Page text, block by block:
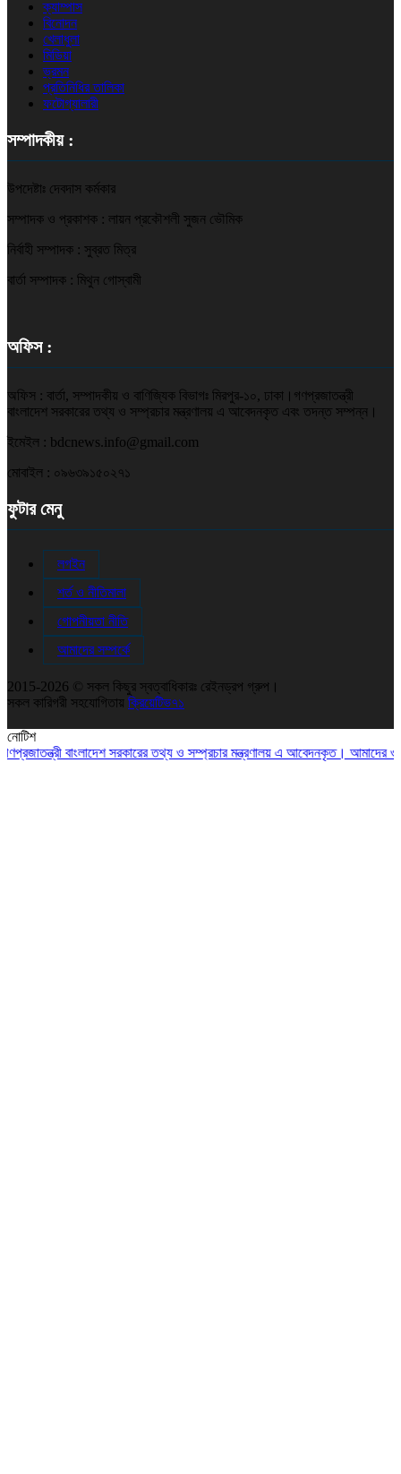
ক্যাম্পাস
বিনোদন
খেলাধুলা
মিডিয়া
ভ্রমন
প্রতিনিধির তালিকা
ফটোগ্যালারী
সম্পাদকীয় :
উপদেষ্টাঃ দেবদাস কর্মকার
সম্পাদক ও প্রকাশক : লায়ন প্রকৌশলী সুজন ভৌমিক
নির্বাহী সম্পাদক : সুব্রত মিত্র
বার্তা সম্পাদক : মিথুন গোস্বামী
অফিস :
অফিস : বার্তা, সম্পাদকীয় ও বাণিজ্যিক বিভাগঃ মিরপুর-১০, ঢাকা।গণপ্রজাতন্ত্রী
বাংলাদেশ সরকারের তথ্য ও সম্প্রচার মন্ত্রণালয় এ আবেদনকৃত এবং তদন্ত সম্পন্ন।
ইমেইল : bdcnews.info@gmail.com
মোবাইল : ০৯৬৩৯১৫০২৭১
ফুটার মেনু
লগইন
শর্ত ও নীতিমালা
গোপনীয়তা নীতি
আমাদের সম্পর্কে
2015-2026 © সকল কিছুর স্বত্বাধিকারঃ রেইনড্রপ গ্রুপ।
সকল কারিগরী সহযোগিতায় ক্রিয়েটিভ৭১
নোটিশ
বাংলাদেশ সরকারের তথ্য ও সম্প্রচার মন্ত্রণালয় এ আবেদনকৃত। আমাদের